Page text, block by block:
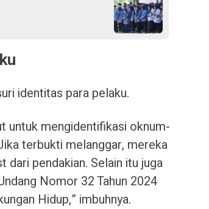
identitas para pelaku.
untuk mengidentifikasi oknum-
terbukti melanggar, mereka
pendakian. Selain itu juga
Nomor 32 Tahun 2024
Hidup,” imbuhnya.